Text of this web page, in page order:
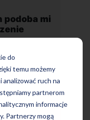
do
temu możemy
ruch na
partnerom
informacje
Partnerzy mogą
szkoła
lokalizacji”